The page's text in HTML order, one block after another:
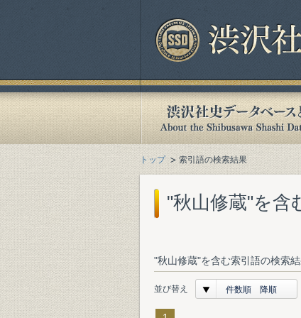
トップ 索引語の検索結果
"秋山修蔵"を含
"秋山修蔵"を含む索引語の検
並び替え 件数順 降順